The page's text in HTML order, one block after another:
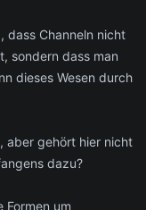
dass Channeln nicht
sondern dass man
dieses Wesen durch
aber gehört hier nicht
dazu?
Formen um